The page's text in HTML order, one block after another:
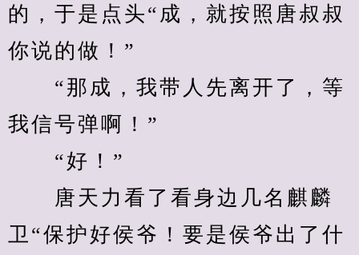
的，于是点头“成，就按照唐叔叔
你说的做！”
“那成，我带人先离开了，等
我信号弹啊！”
“好！”
唐天力看了看身边几名麒麟
卫“保护好侯爷！要是侯爷出了什